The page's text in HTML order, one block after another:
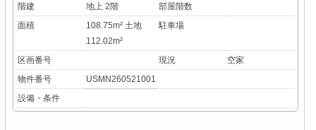
階建 地上 2階
部屋階数
面積
108.75m² 土地
112.02m²
駐車場
区画番号 現況
空家
物件番号
USMN260521001
設備・条件